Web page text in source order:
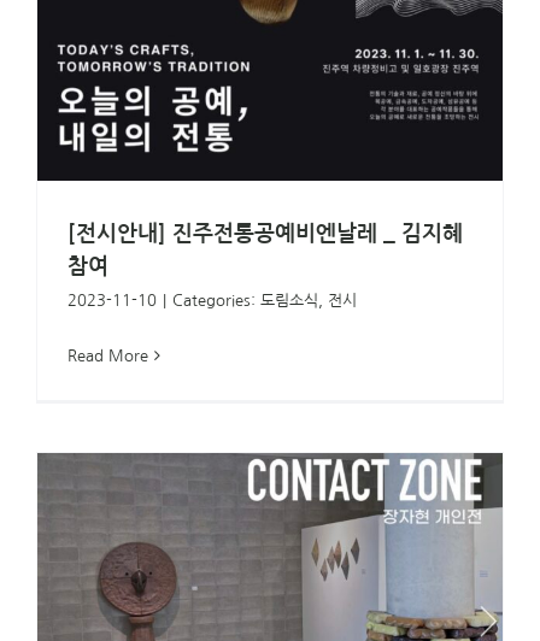
[전시안내] 진주전통공예비엔날레 _ 김지혜
참여
2023-11-10 Categories: 도림소식 전시
Read More